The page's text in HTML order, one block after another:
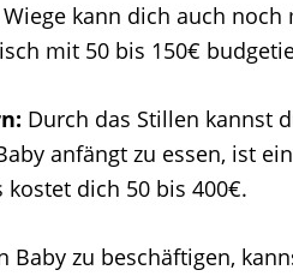
kann dich auch
mit 50 bis 150€
Durch das Stillen kannst
anfängt zu essen, ist
kostet dich 50 bis 400€.
Baby zu beschäftigen,